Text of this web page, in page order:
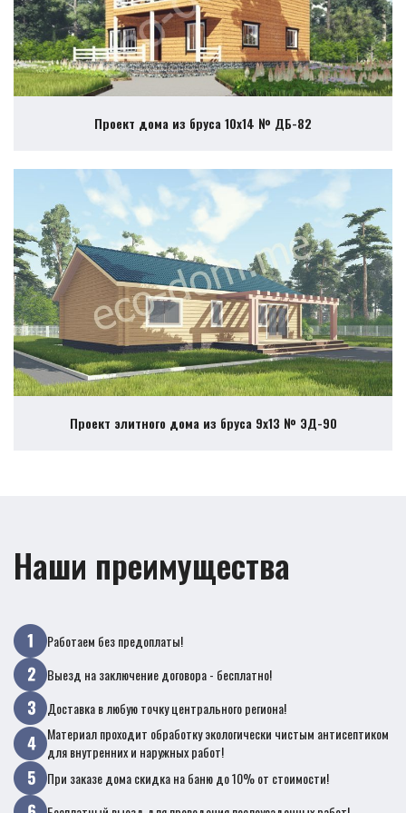
Проект дома из бруса 10х14 № ДБ-82
Проект элитного дома из бруса 9х13 № ЭД-90
Наши преимущества
Работаем без предоплаты!
Выезд на заключение договора - бесплатно!
Доставка в любую точку центрального региона!
Материал проходит обработку экологически чистым антисептиком
для внутренних и наружных работ!
При заказе дома скидка на баню до 10% от стоимости!